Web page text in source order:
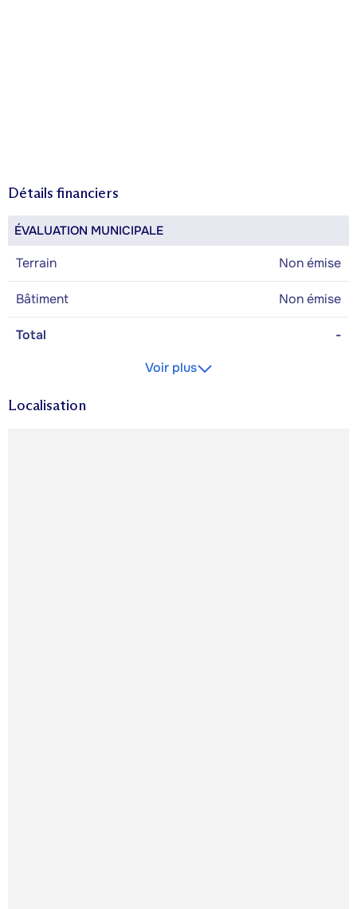
Détails financiers
ÉVALUATION MUNICIPALE
Terrain Non émise
Bâtiment Non émise
Total
-
Voir plus
Localisation